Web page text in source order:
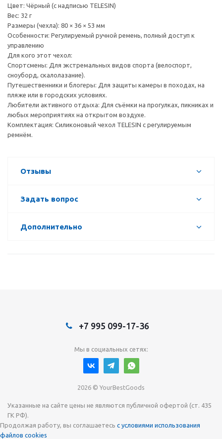
Цвет: Чёрный (с надписью TELESIN)
Вес: 32 г
Размеры (чехла): 80 × 36 × 53 мм
Особенности: Регулируемый ручной ремень, полный доступ к
управлению
Для кого этот чехол:
Спортсмены: Для экстремальных видов спорта (велоспорт,
сноуборд, скалолазание).
Путешественники и блогеры: Для защиты камеры в походах, на
пляже или в городских условиях.
Любители активного отдыха: Для съёмки на прогулках, пикниках и
любых мероприятиях на открытом воздухе.
Комплектация: Силиконовый чехол TELESIN с регулируемым
ремнём.
Отзывы
Задать вопрос
Дополнительно
+7 995 099-17-36
Мы в социальных сетях:
2026 © YourBestGoods
Указанные на сайте цены не являются публичной офертой (ст. 435
ГК РФ).
Продолжая работу, вы соглашаетесь с условиями использования
файлов cookies